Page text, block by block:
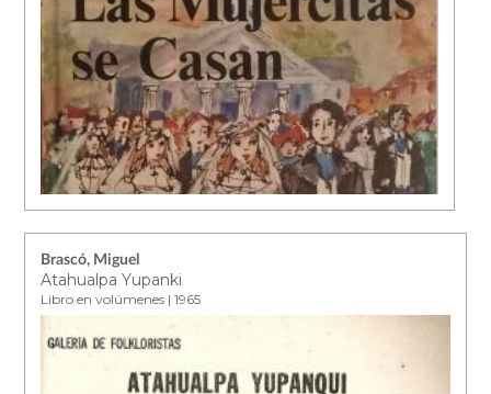
Brascó, Miguel
Atahualpa Yupanki
Libro en volúmenes | 1965